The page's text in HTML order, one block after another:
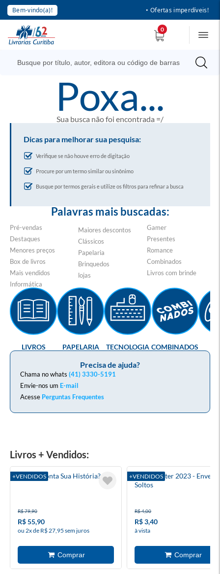
Bem-vindo(a)! • Ofertas imperdíveis!
0
poxa...
Sua busca não foi encontrada =/
Dicas para melhorar sua pesquisa:
Verifique se não houve erro de digitação
Procure por um termo similar ou sinônimo
Busque por termos gerais e utilize os filtros para refinar a busca
Palavras mais buscadas:
Pré-vendas
Destaques
Menores preços
Box de livros
Mais vendidos
Informática
Maiores descontos
Clássicos
Papelaria
Brinquedos
lojas
Gamer
Presentes
Romance
Combinados
Livros com brinde
Precisa de ajuda?
Chama no whats (41) 3330-5191
Envie-nos um E-mail
Acesse Perguntas Frequentes
LIVROS PAPELARIA TECNOLOGIA COMBINADOS
Livros + Vendidos:
+VENDIDOS
Pai Me Conta Sua História?
R$ 79,90
R$ 55,90
ou 2x de R$ 27,95 sem juros
+VENDIDOS
Harry Potter 2023 -
Soltos
R$ 4,00
R$ 3,40
à vista